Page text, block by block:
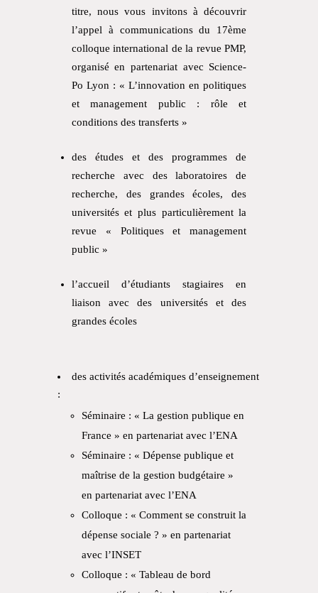
titre, nous vous invitons à découvrir
l’appel à communications du 17ème
colloque international de la revue PMP,
organisé en partenariat avec Science-
Po Lyon : « L’innovation en politiques
et management public : rôle et
conditions des transferts »
des études et des programmes de
recherche avec des laboratoires de
recherche, des grandes écoles, des
universités et plus particulièrement la
revue « Politiques et management
public »
l’accueil d’étudiants stagiaires en
liaison avec des universités et des
grandes écoles
des activités académiques d’enseignement
:
Séminaire : « La gestion publique en
France » en partenariat avec l’ENA
Séminaire : « Dépense publique et
maîtrise de la gestion budgétaire »
en partenariat avec l’ENA
Colloque : « Comment se construit la
dépense sociale ? » en partenariat
avec l’INSET
Colloque : « Tableau de bord